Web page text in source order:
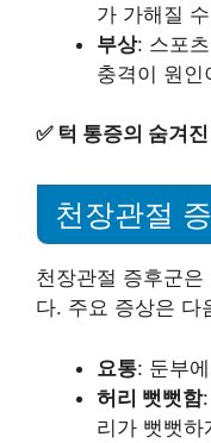
가 가해질
부상: 스포
충격이 원인
✅ 턱 통증의 숨겨
천장관절
천장관절 증후군
다. 주요 증상은 다
요통: 둔부
허리 뻣뻣함
리가 뻣뻣하